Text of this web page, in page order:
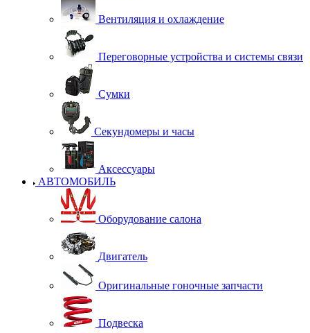
Вентиляция и охлаждение
Переговорные устройства и системы связи
Сумки
Секундомеры и часы
Аксессуары
АВТОМОБИЛЬ
Оборудование салона
Двигатель
Оригинальные гоночные запчасти
Подвеска